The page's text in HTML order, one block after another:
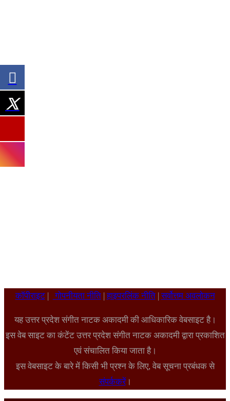
कॉपीराइट| गोपनीयता नीति|हाइपरलिंक नीति|सर्वोत्तम अवलोकन
यह उत्तर प्रदेश संगीत नाटक अकादमी की आधिकारिक वेबसाइट है।
इस वेब साइट का कंटेंट उत्तर प्रदेश संगीत नाटक अकादमी द्वारा प्रकाशित
एवं संचालित किया जाता है।
इस वेबसाइट के बारे में किसी भी प्रश्न के लिए, वेब सूचना प्रबंधक से
संपर्ककरें।